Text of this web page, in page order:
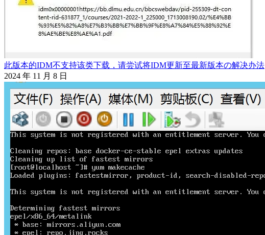
此版本的IDM不支持该类下载，请尝试将IDM更新至最新版本の解决办法
2024 年 11 月 8 日